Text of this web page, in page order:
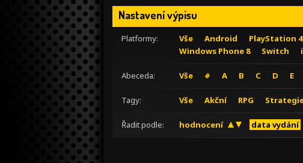
Nastavení výpisu
Platformy: Vše Android PlayStation 4
Windows Phone 8
Switch
Abeceda: Vše # A B C D E
Tagy: Vše Akční RPG
Řadit podle: hodnocení data vydání